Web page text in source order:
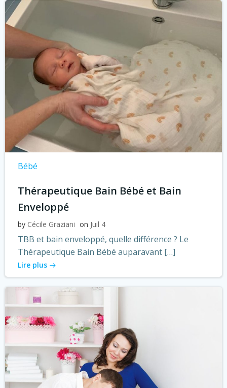
Bébé
Thérapeutique Bain Bébé et Bain
Enveloppé
by Cécile Graziani on Juil 4
TBB et bain enveloppé, quelle différence ? Le
Thérapeutique Bain Bébé auparavant […]
Lire plus